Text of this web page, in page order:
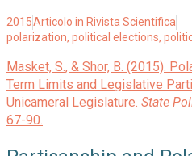
2015Articolo in Rivista Scientifica
polarization, political elections,
Masket, S., & Shor, B. (2015).
Term Limits and Legislative
Unicameral Legislature. State
67-90.